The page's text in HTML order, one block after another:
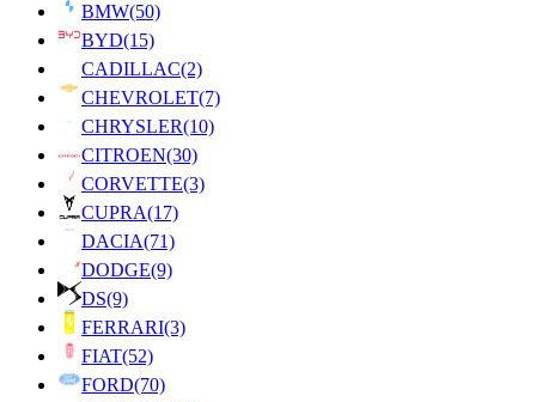
BMW(50)
BYD(15)
CADILLAC(2)
CHEVROLET(7)
CHRYSLER(10)
CITROEN(30)
CORVETTE(3)
CUPRA(17)
DACIA(71)
DODGE(9)
DS(9)
FERRARI(3)
FIAT(52)
FORD(70)